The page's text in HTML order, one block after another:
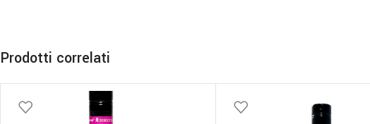
Prodotti correlati